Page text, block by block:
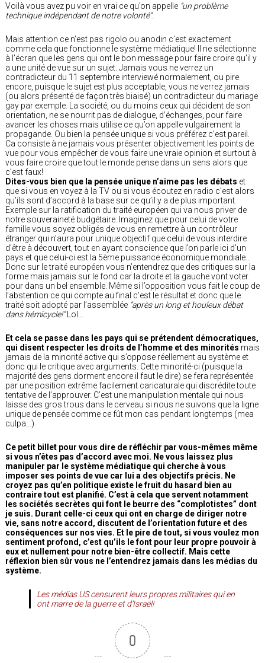
Voilà vous avez pu voir en vrai ce qu’on appelle “un problème
technique indépendant de notre volonté”.
Mais attention ce n’est pas rigolo ou anodin c’est exactement
comme cela que fonctionne le système médiatique! Il ne sélectionne
à l’écran que les gens qui ont le bon message pour faire croire qu’il y
a une unité de vue sur un sujet. Jamais vous ne verrez un
contradicteur du 11 septembre interviewé normalement, ou pire
encore, puisque le sujet est plus acceptable, vous ne verrez jamais
(ou alors présenté de façon très biaisé) un contradicteur du mariage
gay par exemple. La société, ou du moins ceux qui décident de son
orientation, ne se nourrit pas de dialogue, d’échanges, pour faire
avancer les choses mais utilise ce qu’on appelle vulgairement la
propagande. Ou bien la pensée unique si vous préférez c’est pareil.
Ca consiste à ne jamais vous présenter objectivement les points de
vue pour vous empêcher de vous faire une vraie opinion et surtout à
vous faire croire que tout le monde pense dans un sens alors que
c’est faux!
Dites-vous bien que la pensée unique n’aime pas les débats et
que si vous en voyez à la TV ou si vous écoutez en radio c’est alors
qu’ils sont d’accord à la base sur ce qu’il y a de plus important.
Exemple sur la ratification du traité européen qui va nous priver de
notre souveraineté budgétaire. Imaginez que pour celui de votre
famille vous soyez obligés de vous en remettre à un contrôleur
étranger qui n’aura pour unique objectif que celui de vous interdire
d’être à découvert, tout en ayant conscience que l’on parle ici d’un
pays et que celui-ci est la 5ème puissance économique mondiale…
Donc sur le traité européen vous n’entendrez que des critiques sur la
forme mais jamais sur le fond car la droite et la gauche vont voter
pour dans un bel ensemble. Même si l’opposition vous fait le coup de
l’abstention ce qui compte au final c’est le résultat et donc que le
traité soit adopté par l’assemblée “après un long et houleux débat
dans hémicycle!”Lol…
Et cela se passe dans les pays qui se prétendent démocratiques,
qui disent respecter les droits de l’homme et des minorités mais
jamais de la minorité active qui s’oppose réellement au système et
donc qui le critique avec arguments. Cette minorité-ci (puisque la
majorité des gens dorment encore il faut le dire) se fera représentée
par une position extrême facilement caricaturale qui discrédite toute
tentative de l’approuver. C’est une manipulation mentale qui nous
laisse des gros trous dans le cerveau si nous ne suivons que la ligne
unique de pensée comme ce fût mon cas pendant longtemps (mea
culpa…).
Ce petit billet pour vous dire de réfléchir par vous-mêmes même
si vous n’êtes pas d’accord avec moi. Ne vous laissez plus
manipuler par le système médiatique qui cherche à vous
imposer ses points de vue car lui a des objectifs précis. Ne
croyez pas qu’en politique existe le fruit du hasard bien au
contraire tout est planifié. C’est à cela que servent notamment
les sociétés secrètes qui font le beurre des “complotistes” dont
je suis. Durant celle-ci ceux qui ont en charge de diriger notre
vie, sans notre accord, discutent de l’orientation future et des
conséquences sur nos vies. Et le pire de tout, si vous voulez mon
sentiment profond, c’est qu’ils le font pour leur propre pouvoir à
eux et nullement pour notre bien-être collectif. Mais cette
réflexion bien sûr vous ne l’entendrez jamais dans les médias du
système.
Les médias US censurent leurs propres militaires qui en
ont marre de la guerre et d’Israël!
0